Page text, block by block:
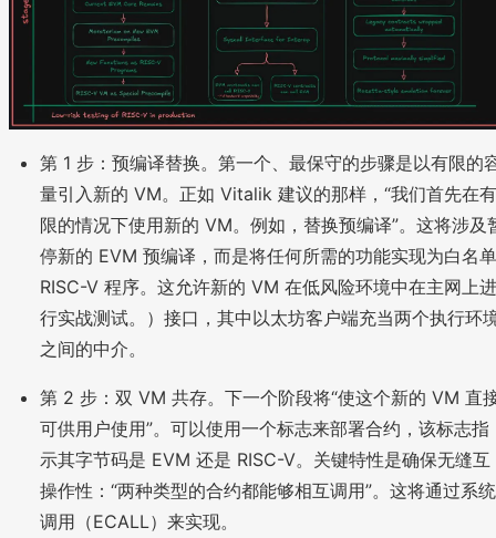
第 1 步：预编译替换。第一个、最保守的步骤是以有限的
量引入新的 VM。正如 Vitalik 建议的那样，“我们首先在有
限的情况下使用新的 VM。例如，替换预编译”。这将涉及
停新的 EVM 预编译，而是将任何所需的功能实现为白名单
RISC-V 程序。这允许新的 VM 在低风险环境中在主网上进
行实战测试。）接口，其中以太坊客户端充当两个执行环
之间的中介。
第 2 步：双 VM 共存。下一个阶段将“使这个新的 VM 直
可供用户使用”。可以使用一个标志来部署合约，该标志指
示其字节码是 EVM 还是 RISC-V。关键特性是确保无缝互
操作性：“两种类型的合约都能够相互调用”。这将通过系统
调用（ECALL）来实现。